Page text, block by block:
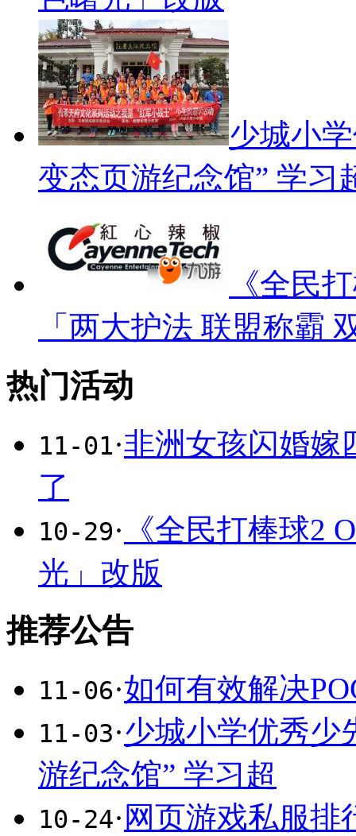
少城小
变态页游纪念馆” 学习
《全民
「两大护法 联盟称霸
热门活动
11-01·非洲女孩闪婚嫁
了
10-29· 《全民打棒球2
光」改版
推荐公告
11-06·如何有效解决
11-03·少城小学优秀少
游纪念馆” 学习超
10-24· 网页游戏私服排